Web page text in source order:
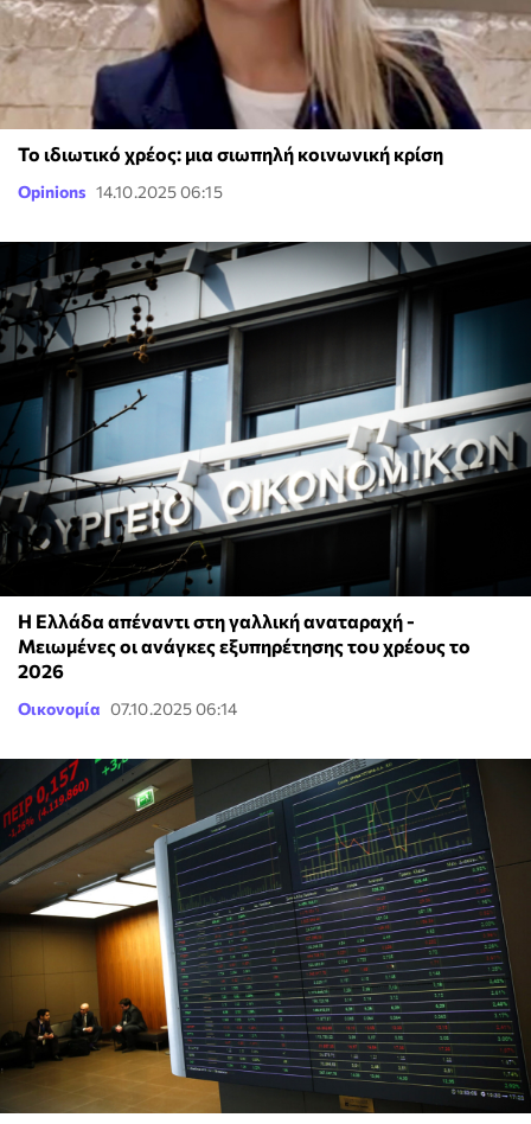
Το ιδιωτικό χρέος: μια σιωπηλή κοινωνική κρίση
Opinions 14.10.2025 06:15
H Ελλάδα απέναντι στη γαλλική αναταραχή -
Μειωμένες οι ανάγκες εξυπηρέτησης του χρέους το
2026
Οικονομία 07.10.2025 06:14